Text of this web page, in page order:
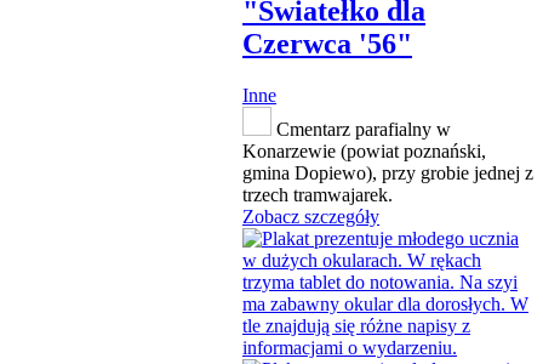
"Światełko dla
Czerwca '56"
Inne
Cmentarz parafialny w
Konarzewie (powiat poznański,
gmina Dopiewo), przy grobie jednej z
trzech tramwajarek.
Zobacz szczegóły